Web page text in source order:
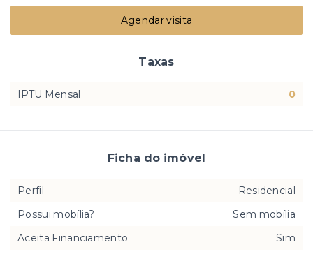
Agendar visita
Taxas
IPTU Mensal 0
Ficha do imóvel
Perfil
Residencial
Possui mobília?
Sem mobília
Aceita Financiamento
Sim